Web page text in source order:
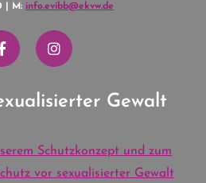
| M: info.evibb@ekvw.de
Gewalt
Schutzkonzept und zum
vor sexualisierter Gewalt